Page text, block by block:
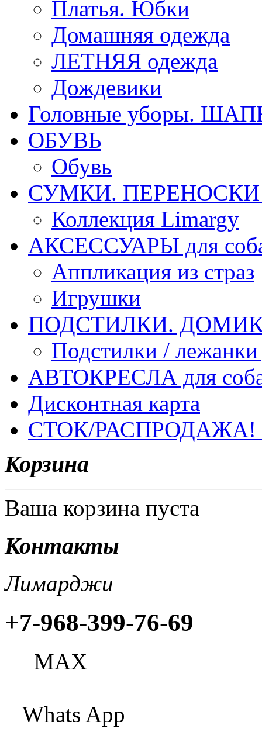
Платья. Юбки
Домашняя одежда
ЛЕТНЯЯ одежда
Дождевики
Головные уборы.
ОБУВЬ
Обувь
СУМКИ. ПЕРЕНОСКИ
Коллекция Limargy
АКСЕССУАРЫ для
Аппликация из страз
Игрушки
ПОДСТИЛКИ. ДОМИКИ
Подстилки / лежанки
АВТОКРЕСЛА для
Дисконтная карта
СТОК/
Корзина
Ваша корзина пуста
Контакты
Лимарджи
+7-968-399-76-69
МАХ
Whats App